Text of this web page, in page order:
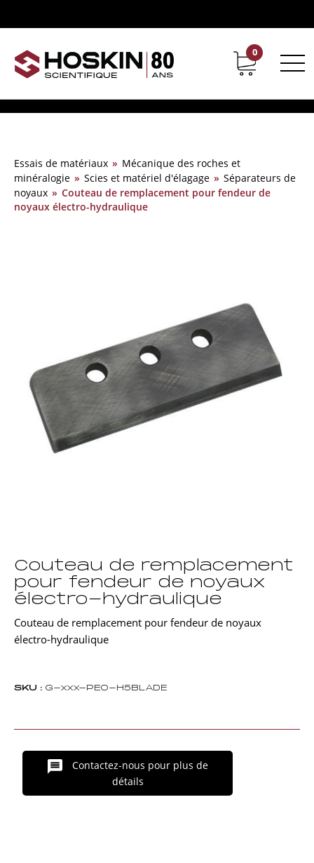
Support Carrières chez Hoskin
0
Essais de matériaux » Mécanique des roches et
minéralogie » Scies et matériel d'élagage » Séparateurs de
noyaux » Couteau de remplacement pour fendeur de
noyaux électro-hydraulique
Couteau de remplacement
pour fendeur de noyaux
électro-hydraulique
Couteau de remplacement pour fendeur de noyaux
électro-hydraulique
SKU : G-xxx-PEO-H5BLADE
Contactez-nous pour plus de
détails